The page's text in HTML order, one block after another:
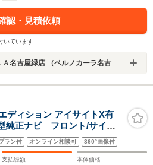
認・見積依頼
いています
古屋緑店 （ベルノカーラ名古屋緑店）
ディション アイサイトX有
正ナビ フロント/サイド/
応 デジタルコックピッ
ィブクルーズ ドラレコ
ブルートゥース フルセグ
ラン付 オンライン相談可 360°画像付
支払総額 本体価格